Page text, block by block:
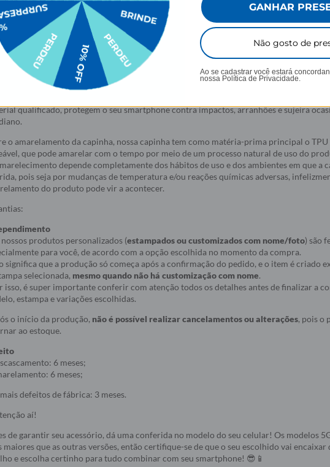
para celular da Gocase deixam o seu smartphone a sua cara. São mais de 1000
qualificado, protegem o seu smartphone contra impactos, arranhões e sujeira
o amarelamento da capinha, nossa capinha tem como matéria-prima principal o
que pode amarelar com o tempo por meio de um processo natural de uso do
depende completamente dos hábitos de uso e dos ambientes em que a
pois seja por mudanças de temperatura e/ou reações químicas adversas,
do produto pode vir a acontecer.
nossos produtos personalizados (estampados ou customizados com nome/foto) são
para você, de acordo com a opção escolhida no momento da compra.
significa que a produção só começa após a confirmação do pedido, e o item é criado
selecionada, mesmo quando não há customização com nome.
isso, é super importante conferir com atenção todos os detalhes antes de finalizar a
estampa e variações escolhidas.
o início da produção, não é possível realizar cancelamentos ou alterações, pois o
ao estoque.
6 meses;
6 meses;
defeitos de fábrica: 3 meses.
aí!
de garantir seu acessório, dá uma conferida no modelo do seu celular! Os modelos
maiores que as outras versões, então certifique-se de que o seu escolhido vai
e escolha certinho para tudo combinar com seu smartphone! 😎📱
GANHAR
Não gosto de
Ao se cadastrar você estará
nossa Política de Privacidade.